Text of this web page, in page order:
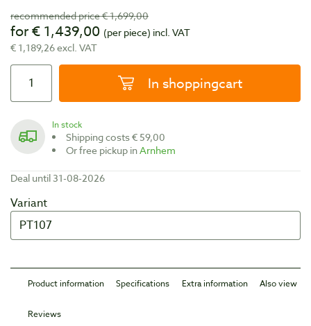
recommended price € 1,699,00
for € 1,439,00 (per piece) incl. VAT
€ 1,189,26 excl. VAT
In shoppingcart
In stock
Shipping costs € 59,00
Or free pickup inArnhem
Deal until 31-08-2026
Variant
Product information Specifications Extra information Also view
Reviews